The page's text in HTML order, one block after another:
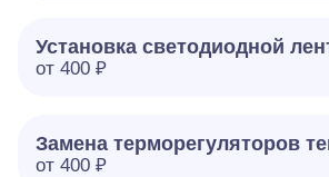
Установка светодиодной
от 400 ₽
Замена терморегуляторов
от 400 ₽